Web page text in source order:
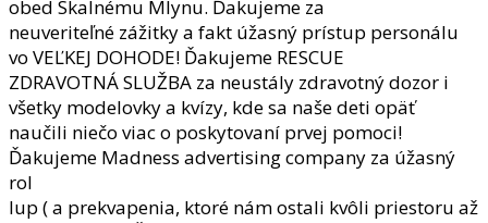
obed Skalnému Mlynu. Ďakujeme za
neuveriteľné zážitky a fakt úžasný prístup personálu
vo VEĽKEJ DOHODE! Ďakujeme RESCUE
ZDRAVOTNÁ SLUŽBA za neustály zdravotný dozor i
všetky modelovky a kvízy, kde sa naše deti opäť
naučili niečo viac o poskytovaní prvej pomoci!
Ďakujeme Madness advertising company za úžasný
rol
lup ( a prekvapenia, ktoré nám ostali kvôli priestoru až